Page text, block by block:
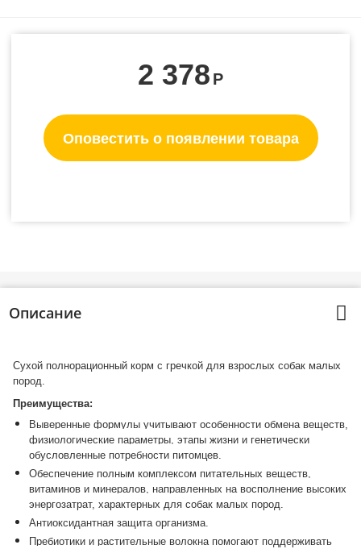
2 378 Р
Оповестить о появлении товара
Описание
Сухой полнорационный корм с гречкой для взрослых собак малых
пород.
Преимущества:
Выверенные формулы учитывают особенности обмена веществ,
физиологические параметры, этапы жизни и генетически
обусловленные потребности питомцев.
Обеспечение полным комплексом питательных веществ,
витаминов и минералов, направленных на восполнение высоких
энергозатрат, характерных для собак малых пород.
Антиоксидантная защита организма.
Пребиотики и растительные волокна помогают поддерживать